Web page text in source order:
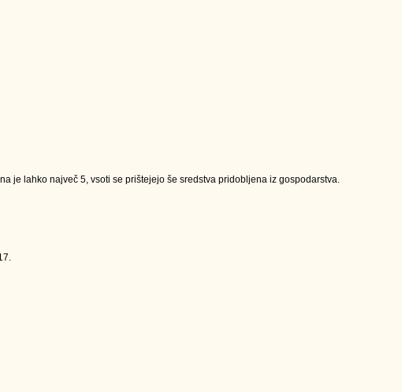
je lahko največ 5, vsoti se prištejejo še sredstva pridobljena iz gospodarstva.